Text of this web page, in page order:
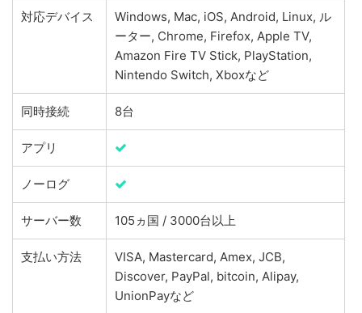
対応デバイス
Windows, Mac, iOS, Android, Linux, ル
ーター, Chrome, Firefox, Apple TV,
Amazon Fire TV Stick, PlayStation,
Nintendo Switch, Xboxなど
同時接続 8台
アプリ
ノーログ
サーバー数 105ヵ国 / 3000台以上
支払い方法
VISA, Mastercard, Amex, JCB,
Discover, PayPal, bitcoin, Alipay,
UnionPayなど